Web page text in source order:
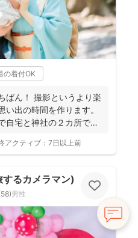
の着付OK
ばん！ 撮影というより楽
い出の時間を作ります。
自宅と神社の２カ所で撮
アクティブ： 7日以上前
るカメラマン)
58)男性